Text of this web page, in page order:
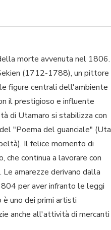
morte avvenuta nel 1806.
(1712-1788), un pittore
figure centrali dell'ambiente
il prestigioso e influente
di Utamaro si stabilizza con
"Poema del guanciale" (Uta
Il felice momento di
continua a lavorare con
amarezze derivano dalla
per aver infranto le leggi
è uno dei primi artisti
anche all'attività di mercanti